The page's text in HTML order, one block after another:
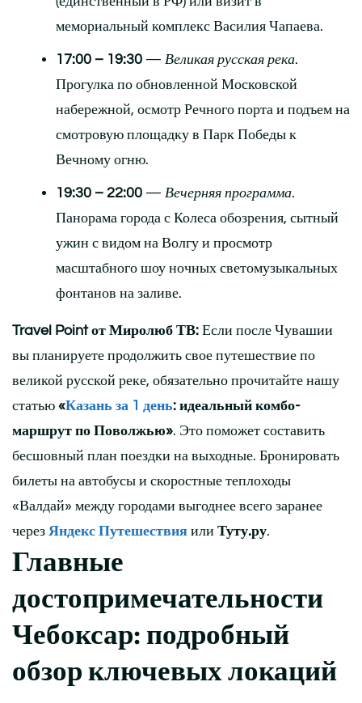
мемориальный комплекс Василия Чапаева.
17:00 – 19:30 — Великая русская река.
Прогулка по обновленной Московской
набережной, осмотр Речного порта и подъем на
смотровую площадку в Парк Победы к
Вечному огню.
19:30 – 22:00 — Вечерняя программа.
Панорама города с Колеса обозрения, сытный
ужин с видом на Волгу и просмотр
масштабного шоу ночных светомузыкальных
фонтанов на заливе.
Travel Point от Миролюб ТВ: Если после Чувашии
вы планируете продолжить свое путешествие по
великой русской реке, обязательно прочитайте нашу
статью «Казань за 1 день: идеальный комбо-
маршрут по Поволжью». Это поможет составить
бесшовный план поездки на выходные. Бронировать
билеты на автобусы и скоростные теплоходы
«Валдай» между городами выгоднее всего заранее
через Яндекс Путешествия или Туту.ру.
Главные
достопримечательности
Чебоксар: подробный
обзор ключевых локаций